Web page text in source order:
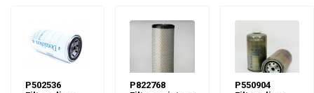
P502536
P822768
P550904